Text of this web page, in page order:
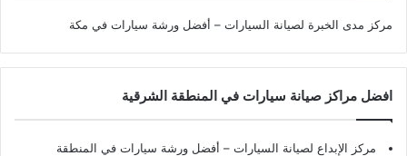
مركز مدى الخبرة لصيانة السيارات – أفضل ورشة سيارات في مكة
افضل مراكز صيانة سيارات في المنطقة الشرقية
مركز الإبداع لصيانة السيارات – أفضل ورشة سيارات في المنطقة